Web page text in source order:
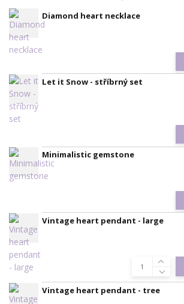
Diamond heart necklace
Let it Snow - stříbrný set
Minimalistic gemstone
Vintage heart pendant - large
Vintage heart pendant - tree